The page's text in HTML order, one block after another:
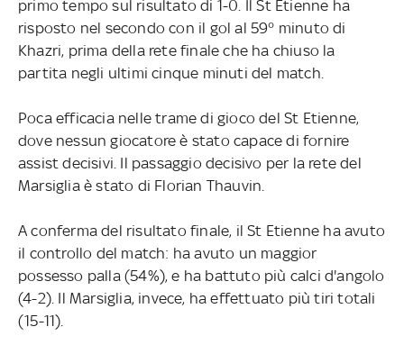
primo tempo sul risultato di 1-0. Il St Etienne ha
risposto nel secondo con il gol al 59° minuto di
Khazri, prima della rete finale che ha chiuso la
partita negli ultimi cinque minuti del match.
Poca efficacia nelle trame di gioco del St Etienne,
dove nessun giocatore è stato capace di fornire
assist decisivi. Il passaggio decisivo per la rete del
Marsiglia è stato di Florian Thauvin.
A conferma del risultato finale, il St Etienne ha avuto
il controllo del match: ha avuto un maggior
possesso palla (54%), e ha battuto più calci d'angolo
(4-2). Il Marsiglia, invece, ha effettuato più tiri totali
(15-11).